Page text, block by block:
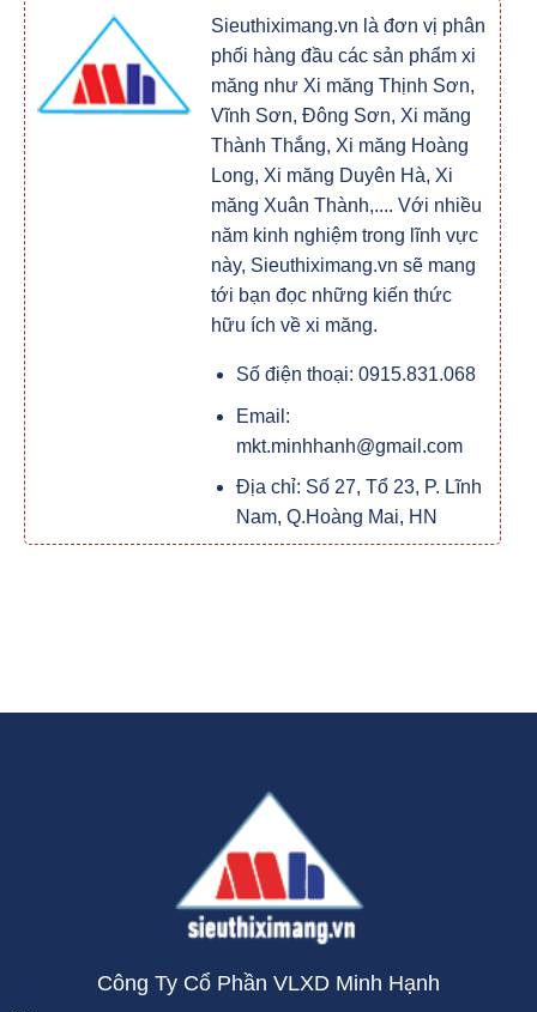
Sieuthiximang.vn là đơn vị phân
phối hàng đầu các sản phẩm xi
măng như Xi măng Thịnh Sơn,
Vĩnh Sơn, Đông Sơn, Xi măng
Thành Thắng, Xi măng Hoàng
Long, Xi măng Duyên Hà, Xi
măng Xuân Thành,.... Với nhiều
năm kinh nghiệm trong lĩnh vực
này, Sieuthiximang.vn sẽ mang
tới bạn đọc những kiến thức
hữu ích về xi măng.
Số điện thoại: 0915.831.068
Email:
mkt.minhhanh@gmail.com
Địa chỉ: Số 27, Tổ 23, P. Lĩnh
Nam, Q.Hoàng Mai, HN
Công Ty Cổ Phần VLXD Minh Hạnh